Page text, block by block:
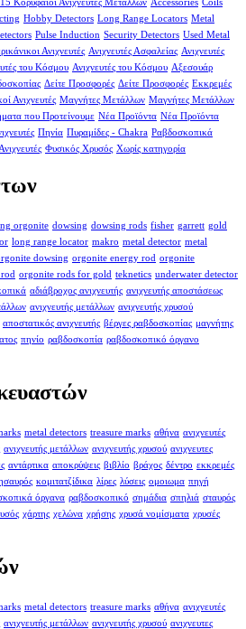
15 Κορυφαίοι Ανιχνευτές Μετάλλων Accessories Coils
Hobby Detectors Long Range Locators Metal
Pulse Induction Security Detectors Used Metal
Ανιχνευτές Ανιχνευτές Ασφαλείας Ανιχνευτές
του Κόσμου Ανιχνευτές του Κόσμου Αξεσουάρ
Δείτε Προσφορές Δείτε Προσφορές Εκκρεμές
Ανιχνευτές Μαγνήτες Μετάλλων Μαγνήτες Μετάλλων
που Προτείνουμε Νέα Προϊόντα Νέα Προϊόντα
Πηνία Πυραμίδες - Chakra Ραβδοσκοπικά
Φυσικός Χρυσός Χωρίς κατηγορία
orgonite dowsing dowsing rods fisher garrett gold
long range locator makro metal detector metal
dowsing orgonite energy rod orgonite
orgonite rods for gold teknetics underwater detector
αδιάβροχος ανιχνευτής ανιχνευτής αποστάσεως
ανιχνευτής μετάλλων ανιχνευτής χρυσού
αποστατικός ανιχνευτής βέργες ραβδοσκοπίας μαγνήτης
πηνίο ραβδοσκοπία ραβδοσκοπικό όργανο
metal detectors treasure marks αθήνα ανιχνευτές
ανιχνευτής μετάλλων ανιχνευτής χρυσού ανιχνευτες
αντάρτικα αποκρύψεις βιβλίο βράχος δέντρο εκκρεμές
κομιτατζίδικα λίρες λύσεις ομοιωμα πηγή
όργανα ραβδοσκοπικό σημάδια σπηλιά σταυρός
χάρτης χελώνα χρήσης χρυσά νομίσματα χρυσές
metal detectors treasure marks αθήνα ανιχνευτές
ανιχνευτής μετάλλων ανιχνευτής χρυσού ανιχνευτες